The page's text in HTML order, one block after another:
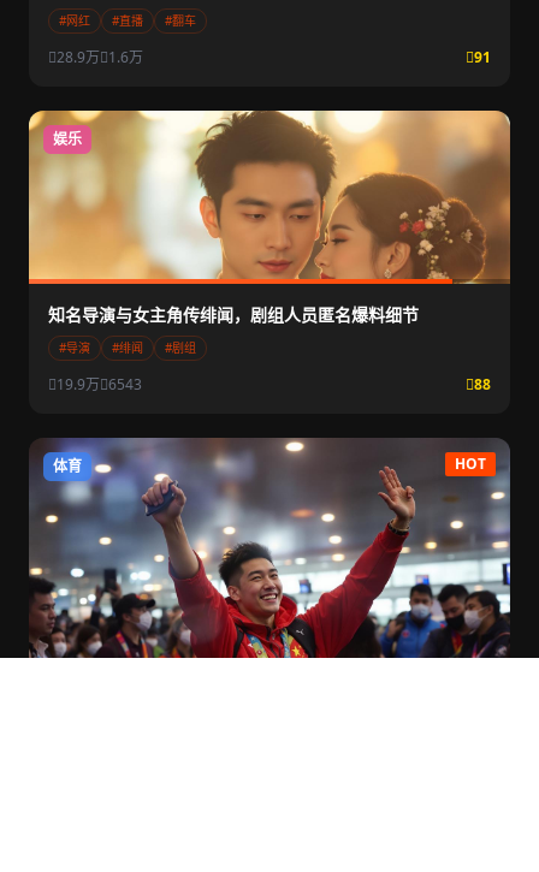
#网红 #直播 #翻车
28.9万 1.6万 91
娱乐
知名导演与女主角传绯闻，剧组人员匿名爆料细节
#导演 #绯闻 #剧组
19.9万 6543 88
体育 HOT